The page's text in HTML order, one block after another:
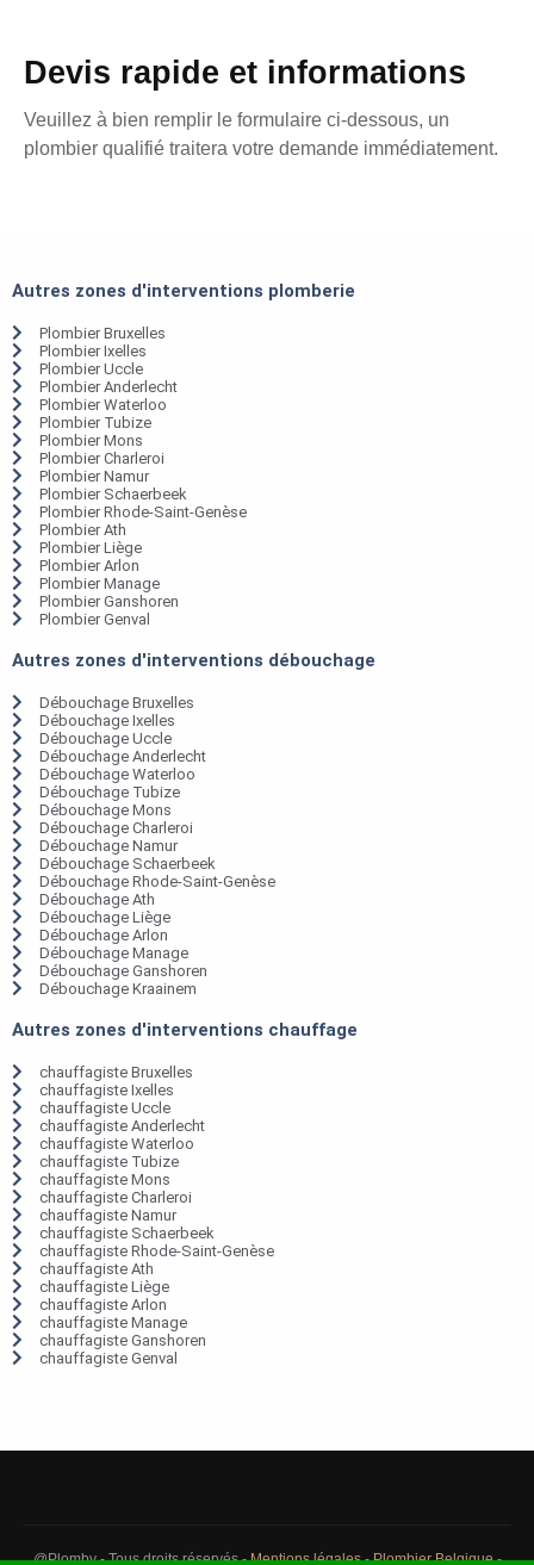
Devis rapide et informations
Veuillez à bien remplir le formulaire ci-dessous, un
plombier qualifié traitera votre demande immédiatement.
Autres zones d'interventions plomberie
Plombier Bruxelles
Plombier Ixelles
Plombier Uccle
Plombier Anderlecht
Plombier Waterloo
Plombier Tubize
Plombier Mons
Plombier Charleroi
Plombier Namur
Plombier Schaerbeek
Plombier Rhode-Saint-Genèse
Plombier Ath
Plombier Liège
Plombier Arlon
Plombier Manage
Plombier Ganshoren
Plombier Genval
Autres zones d'interventions débouchage
Débouchage Bruxelles
Débouchage Ixelles
Débouchage Uccle
Débouchage Anderlecht
Débouchage Waterloo
Débouchage Tubize
Débouchage Mons
Débouchage Charleroi
Débouchage Namur
Débouchage Schaerbeek
Débouchage Rhode-Saint-Genèse
Débouchage Ath
Débouchage Liège
Débouchage Arlon
Débouchage Manage
Débouchage Ganshoren
Débouchage Kraainem
Autres zones d'interventions chauffage
chauffagiste Bruxelles
chauffagiste Ixelles
chauffagiste Uccle
chauffagiste Anderlecht
chauffagiste Waterloo
chauffagiste Tubize
chauffagiste Mons
chauffagiste Charleroi
chauffagiste Namur
chauffagiste Schaerbeek
chauffagiste Rhode-Saint-Genèse
chauffagiste Ath
chauffagiste Liège
chauffagiste Arlon
chauffagiste Manage
chauffagiste Ganshoren
chauffagiste Genval
@Plomby - Tous droits réservés -Mentions légales-Plombier Belgique-